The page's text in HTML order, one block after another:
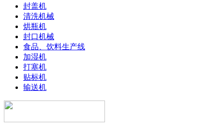
封盖机
清洗机械
烘瓶机
封口机械
食品、饮料生产线
加湿机
打塞机
贴标机
输送机